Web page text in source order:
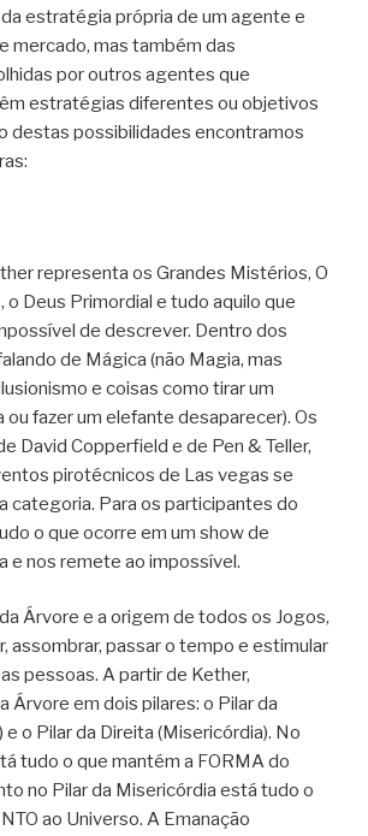
estratégia própria de um agente e
mercado, mas também das
por outros agentes que
estratégias diferentes ou objetivos
destas possibilidades encontramos
representa os Grandes Mistérios, O
o Deus Primordial e tudo aquilo que
de descrever. Dentro dos
de Mágica (não Magia, mas
e coisas como tirar um
ou fazer um elefante desaparecer). Os
David Copperfield e de Pen & Teller,
pirotécnicos de Las vegas se
categoria. Para os participantes do
o que ocorre em um show de
e nos remete ao impossível.
Árvore e a origem de todos os Jogos,
assombrar, passar o tempo e estimular
pessoas. A partir de Kether,
Árvore em dois pilares: o Pilar da
e o Pilar da Direita (Misericórdia). No
tudo o que mantém a FORMA do
no Pilar da Misericórdia está tudo o
ao Universo. A Emanação